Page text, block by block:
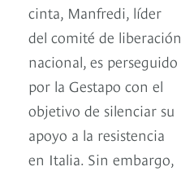
cinta, Manfredi, líder
del comité de liberación
nacional, es perseguido
por la Gestapo con el
objetivo de silenciar su
apoyo a la resistencia
en Italia. Sin embargo,